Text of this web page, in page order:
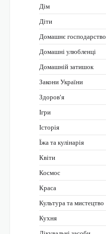
Дім
Діти
Домашнє господарство
Домашні улюбленці
Домашній затишок
Закони України
Здоров'я
Ігри
Історія
Їжа та кулінарія
Квіти
Космос
Краса
Культура та мистецтво
Кухня